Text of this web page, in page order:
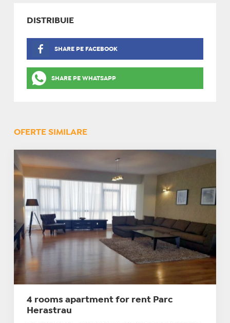
DISTRIBUIE
SHARE PE FACEBOOK
SHARE PE WHATSAPP
OFERTE SIMILARE
4 rooms apartment for rent Parc
Herastrau